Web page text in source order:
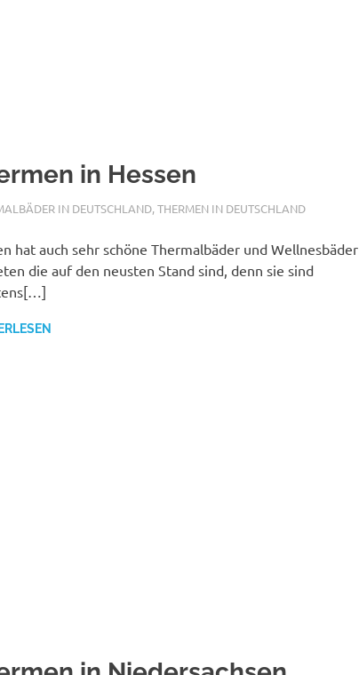
in Hessen
IN DEUTSCHLAND,THERMEN IN DEUTSCHLAND
hat auch sehr schöne Thermalbäder und Wellnesbäder
die auf den neusten Stand sind, denn sie sind